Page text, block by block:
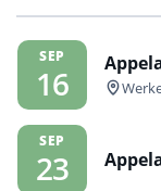
SEP
16
SEP
23